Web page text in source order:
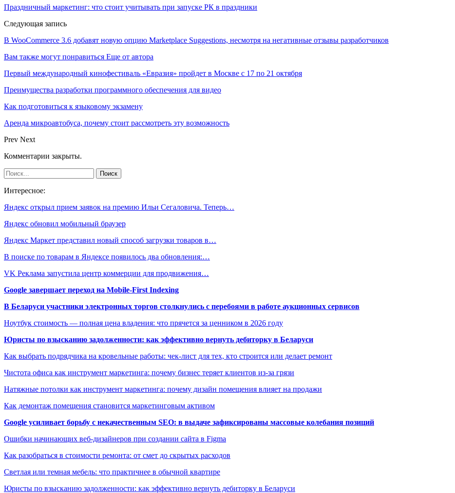
Праздничный маркетинг: что стоит учитывать при запуске РК в праздники
Следующая запись
В WooCommerce 3.6 добавят новую опцию Marketplace Suggestions, несмотря на негативные отзывы разработчиков
Вам также могут понравиться Еще от автора
Первый международный кинофестиваль «Евразия» пройдет в Москве с 17 по 21 октября
Преимущества разработки программного обеспечения для видео
Как подготовиться к языковому экзамену
Аренда микроавтобуса, почему стоит рассмотреть эту возможность
Prev Next
Комментарии закрыты.
Интересное:
Яндекс открыл прием заявок на премию Ильи Сегаловича. Теперь…
Яндекс обновил мобильный браузер
Яндекс Маркет представил новый способ загрузки товаров в…
В поиске по товарам в Яндексе появилось два обновления:…
VK Реклама запустила центр коммерции для продвижения…
Google завершает переход на Mobile-First Indexing
В Беларуси участники электронных торгов столкнулись с перебоями в работе аукционных сервисов
Ноутбук стоимость — полная цена владения: что прячется за ценником в 2026 году
Юристы по взысканию задолженности: как эффективно вернуть дебиторку в Беларуси
Как выбрать подрядчика на кровельные работы: чек-лист для тех, кто строится или делает ремонт
Чистота офиса как инструмент маркетинга: почему бизнес теряет клиентов из-за грязи
Натяжные потолки как инструмент маркетинга: почему дизайн помещения влияет на продажи
Как демонтаж помещения становится маркетинговым активом
Google усиливает борьбу с некачественным SEO: в выдаче зафиксированы массовые колебания позиций
Ошибки начинающих веб-дизайнеров при создании сайта в Figma
Как разобраться в стоимости ремонта: от смет до скрытых расходов
Светлая или темная мебель: что практичнее в обычной квартире
Юристы по взысканию задолженности: как эффективно вернуть дебиторку в Беларуси